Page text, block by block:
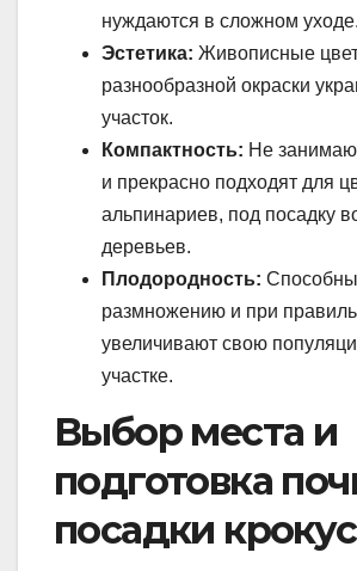
нуждаются в сложном уходе.
Эстетика: Живописные
разнообразной окраски
участок.
Компактность: Не
и прекрасно подходят для
альпинариев, под посадку
деревьев.
Плодородность:
размножению и при
увеличивают свою
участке.
Выбор места и
подготовка
посадки